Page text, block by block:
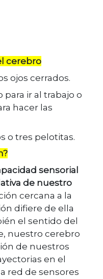
cerebro
ojos cerrados.
ir al trabajo o
hacer las
o tres pelotitas.
sensorial
de nuestro
cercana a la
difiere de ella
el sentido del
nuestro cerebro
de nuestros
en el
red de sensores